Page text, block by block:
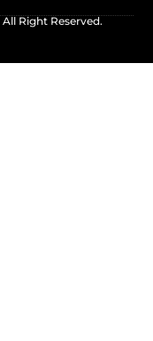
All Right Reserved.